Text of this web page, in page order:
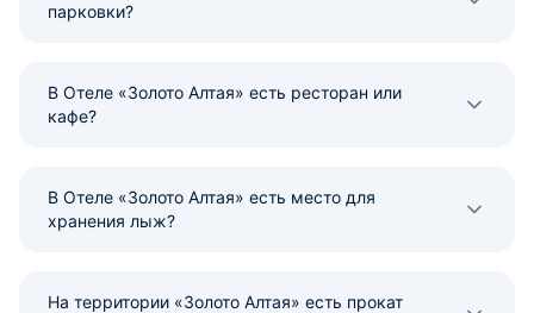
парковки?
В Отеле «Золото Алтая» есть ресторан или
кафе?
В Отеле «Золото Алтая» есть место для
хранения лыж?
На территории «Золото Алтая» есть прокат